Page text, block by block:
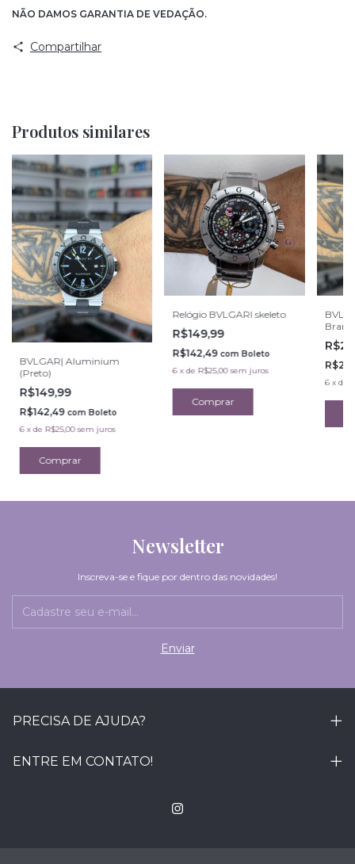
NÃO DAMOS GARANTIA DE VEDAÇÃO.
Compartilhar
Produtos similares
BVLGAR| Aluminium
(Preto)
R$149,99
R$142,49 com Boleto
6 xde R$25,00 sem juros
Relógio BVLGARI skeleto
R$149,99
R$142,49 com Boleto
6 xde R$25,00 sem juros
6 x de
Newsletter
Inscreva-se e fique por dentro das novidades!
PRECISA DE AJUDA?
ENTRE EM CONTATO!